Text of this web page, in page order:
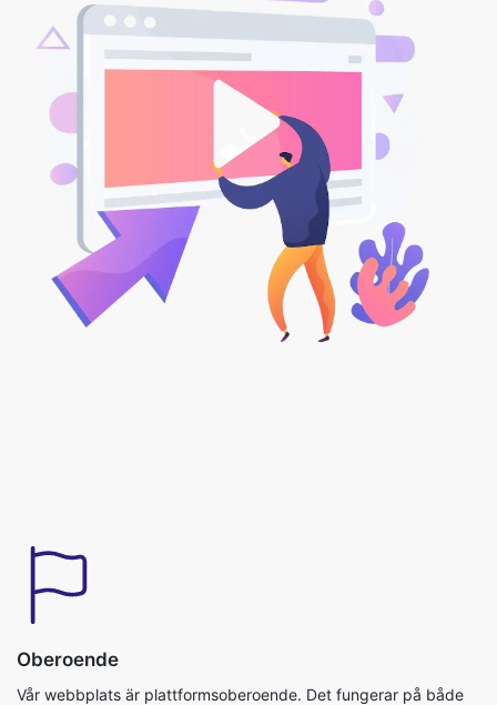
Oberoende
Vår webbplats är plattformsoberoende. Det fungerar på både